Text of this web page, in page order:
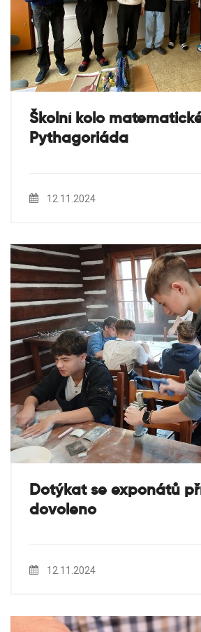
Školní kolo
Pythagoriáda
12.11.2024
Dotýkat se exponátů
dovoleno
12.11.2024